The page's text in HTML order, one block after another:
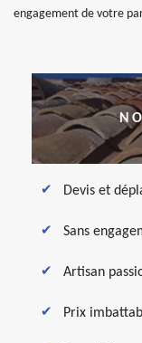
engagement de votre
Devis et
Sans
Artisan
Prix